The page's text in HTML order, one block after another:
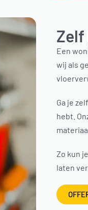
Zelf
Een
wij als
Ga je
hebt.
Zo kun
laten